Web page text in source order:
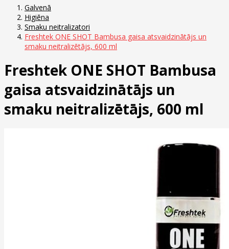
Galvenā
Higiēna
Smaku neitralizatori
Freshtek ONE SHOT Bambusa gaisa atsvaidzinātājs un
smaku neitralizētājs, 600 ml
Freshtek ONE SHOT Bambusa
gaisa atsvaidzinātājs un
smaku neitralizētājs, 600 ml